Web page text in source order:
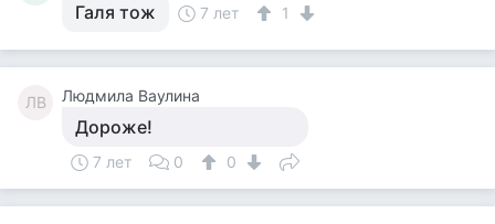
Галя тож 7 лет 1
ЛВ Людмила Ваулина
Дороже!
7 лет 0 0